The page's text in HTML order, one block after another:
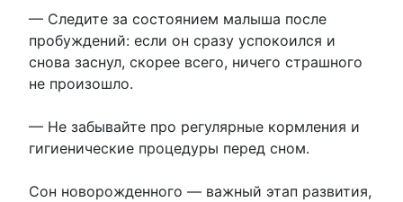
— Следите за состоянием малыша после
пробуждений: если он сразу успокоился и
снова заснул, скорее всего, ничего страшного
не произошло.
— Не забывайте про регулярные кормления и
гигиенические процедуры перед сном.
Сон новорожденного — важный этап развития,